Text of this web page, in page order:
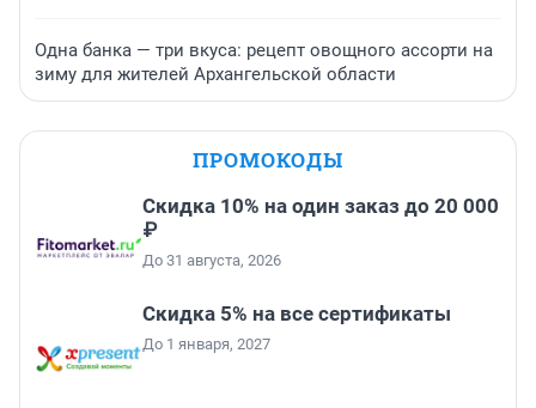
Одна банка — три вкуса: рецепт овощного ассорти на
зиму для жителей Архангельской области
ПРОМОКОДЫ
Скидка 10% на один заказ до 20 000
₽
До 31 августа, 2026
Скидка 5% на все сертификаты
До 1 января, 2027